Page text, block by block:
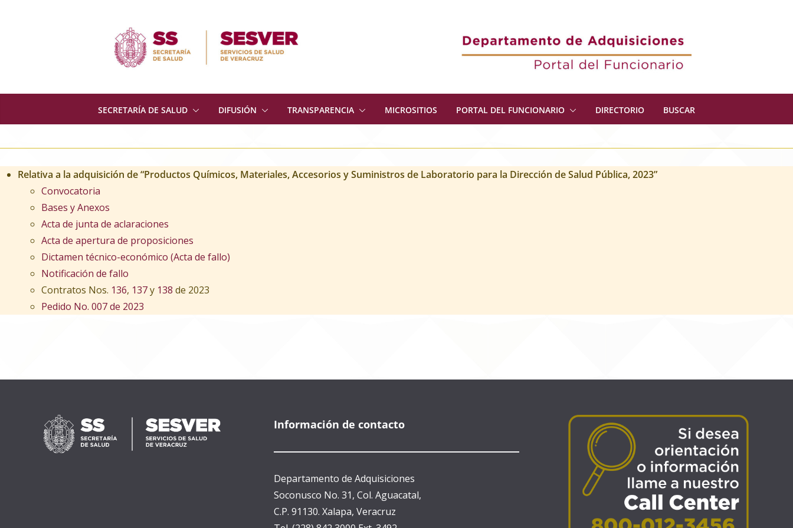
SECRETARÍA DE SALUD DIFUSIÓN TRANSPARENCIA MICROSITIOS PORTAL DEL FUNCIONARIO DIRECTORIO BUSCAR
Relativa a la adquisición de “Productos Químicos, Materiales, Accesorios y Suministros de Laboratorio para la Dirección de Salud Pública, 2023”
Convocatoria
Bases y Anexos
Acta de junta de aclaraciones
Acta de apertura de proposiciones
Dictamen técnico-económico (Acta de fallo)
Notificación de fallo
Contratos Nos. 136, 137y 138 de 2023
Pedido No. 007 de 2023
Información de contacto
Departamento de Adquisiciones
Soconusco No. 31, Col. Aguacatal,
C.P. 91130. Xalapa, Veracruz